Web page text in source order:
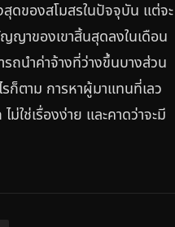
ดของสโมสรในปัจจุบัน แต่จะ
ญญาของเขาสิ้นสุดลงในเดือน
รถนำค่าจ้างที่ว่างขึ้นบางส่วน
ก็ตาม การหาผู้มาแทนที่เลว
ใช่เรื่องง่าย และคาดว่าจะมี